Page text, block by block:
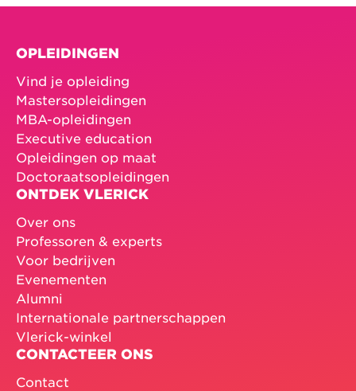
OPLEIDINGEN
Vind je opleiding
Mastersopleidingen
MBA-opleidingen
Executive education
Opleidingen op maat
Doctoraatsopleidingen
ONTDEK VLERICK
Over ons
Professoren & experts
Voor bedrijven
Evenementen
Alumni
Internationale partnerschappen
Vlerick-winkel
CONTACTEER ONS
Contact